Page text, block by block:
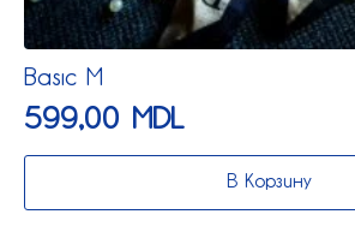
Basic M
599,00 MDL
В Корзину